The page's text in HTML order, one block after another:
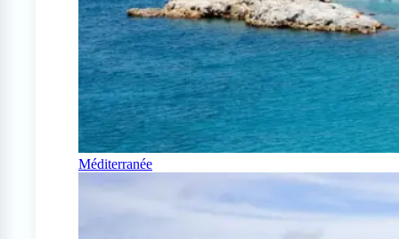
Méditerranée